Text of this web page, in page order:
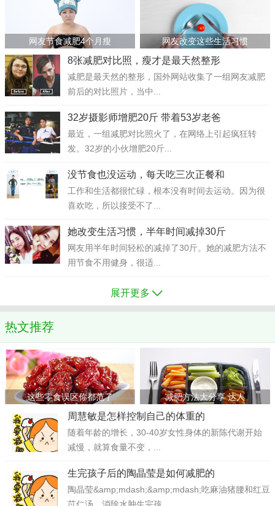
网友节食减肥4个月瘦 网友改变这些生活习惯
8张减肥对比照，瘦才是最天然整形
减肥是最天然的整形，国外网站收集了一组网友减肥
前后的对比照片，当中...
32岁摄影师增肥20斤 带着53岁老爸
最近，一组减肥对比照火了，在网络上引起疯狂转
发。32岁的小伙增肥20斤...
没节食也没运动，每天吃三次正餐和
工作和生活都很忙碌，根本没有时间去运动。因为很
喜欢吃，所以接受不了...
她改变生活习惯，半年时间减掉30斤
网友用半年时间轻松的减掉了30斤。她的减肥方法不
用节食不用健身，很适...
展开更多
热文推荐
这些零食误区你都范了 减肥方法大分享 达人
周慧敏是怎样控制自己的体重的
随着年龄的增长，30-40岁女性身体的新陈代谢开始
减慢，就算食量不变，...
生完孩子后的陶晶莹是如何减肥的
陶晶莹&amp;mdash;&amp;mdash;吃麻油猪腰和红豆